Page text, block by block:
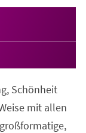
Schönheit
mit allen